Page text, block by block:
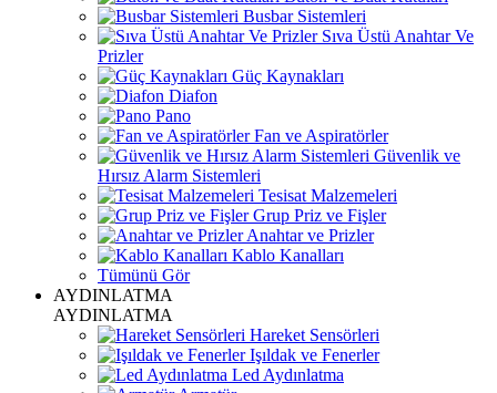
Busbar Sistemleri
Sıva Üstü Anahtar Ve
Prizler
Güç Kaynakları
Diafon
Pano
Fan ve Aspiratörler
Güvenlik ve
Hırsız Alarm Sistemleri
Tesisat Malzemeleri
Grup Priz ve Fişler
Anahtar ve Prizler
Kablo Kanalları
Tümünü Gör
AYDINLATMA
AYDINLATMA
Hareket Sensörleri
Işıldak ve Fenerler
Led Aydınlatma